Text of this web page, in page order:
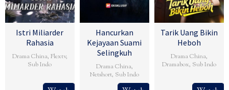
Istri Miliarder
Rahasia
Drama China, Flextv,
Sub Indo
Hancurkan
Kejayaan Suami
Selingkuh
Drama China,
Netshort, Sub Indo
Tarik Uang Bikin
Heboh
Drama China,
Dramabox, Sub Indo